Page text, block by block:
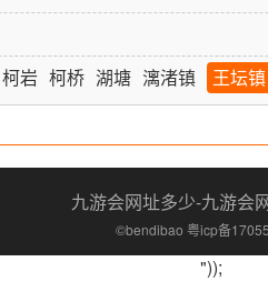
柯岩 柯桥 湖塘 漓渚镇 王坛镇
九游会网址多少-九游会
©bendibao 粤icp备
"));